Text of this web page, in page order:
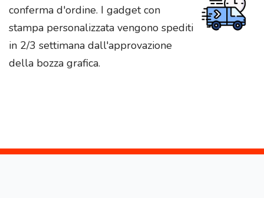
conferma d'ordine. I gadget con
stampa personalizzata vengono spediti
in 2/3 settimana dall'approvazione
della bozza grafica.